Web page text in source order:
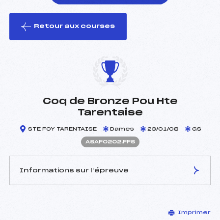
le ski
Retour aux courses
Coq de Bronze Pou Hte
Tarentaise
STE FOY TARENTAISE Dames 23/01/08 GS
ASAF0202.FFS
Informations sur l’épreuve
MONNIER PATRICE (SA)
Imprimer